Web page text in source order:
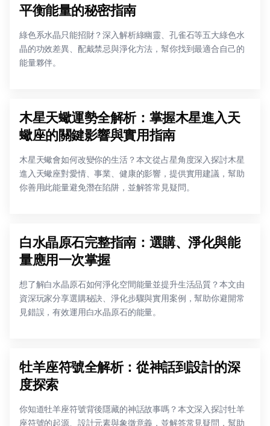
平衡能量的秘密指南
綠色系水晶只能招財？深入解析綠幽靈、孔雀石等五大綠色水
晶的功效差異、配戴禁忌與淨化方法，幫你找到最適合自己的
能量夥伴。
木星天蠍運勢全解析：掌握木星進入天
蠍座的關鍵影響與實用指南
木星天蠍會如何改變你的生活？本文從占星角度深入探討木星
進入天蠍座對愛情、事業、健康的影響，提供實用建議，幫助
你善用此能量避免潛在陷阱，並解答常見疑問。
白水晶原石完整指南：選購、淨化與能
量應用一次掌握
想了解白水晶原石如何淨化空間能量並提升生活品質？本文由
資深玩家分享選購秘訣、淨化步驟與實用案例，幫助你避開常
見錯誤，有效運用白水晶原石的能量。
牡羊座符號全解析：從神話到設計的深
度探索
你知道牡羊座符號背後隱藏的神話故事嗎？本文深入探討牡羊
座符號的起源、設計元素與象徵意義，並解答常見疑問，幫助